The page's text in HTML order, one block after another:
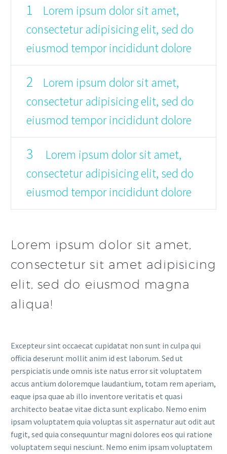
1
Lorem ipsum dolor sit amet,
consectetur adipisicing elit, sed do
eiusmod tempor incididunt dolore
2
Lorem ipsum dolor sit amet,
consectetur adipisicing elit, sed do
eiusmod tempor incididunt dolore
3
Lorem ipsum dolor sit amet,
consectetur adipisicing elit, sed do
eiusmod tempor incididunt dolore
Lorem ipsum dolor sit amet,
consectetur sit amet adipisicing
elit, sed do eiusmod magna
aliqua!
Excepteur sint occaecat cupidatat non sunt in culpa qui
officia deserunt mollit anim id est laborum. Sed ut
perspiciatis unde omnis iste natus error sit voluptatem
accus antium doloremque laudantium, totam rem aperiam,
eaque ipsa quae ab illo inventore veritatis et quasi
architecto beatae vitae dicta sunt explicabo. Nemo enim
ipsam voluptatem quia voluptas sit aspernatur aut odit aut
fugit, sed quia consequuntur magni dolores eos qui ratione
voluptatem sequi nesciunt. Nemo enim ipsam voluptatem